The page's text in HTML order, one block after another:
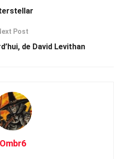
Post
de David Levithan
Ombr6